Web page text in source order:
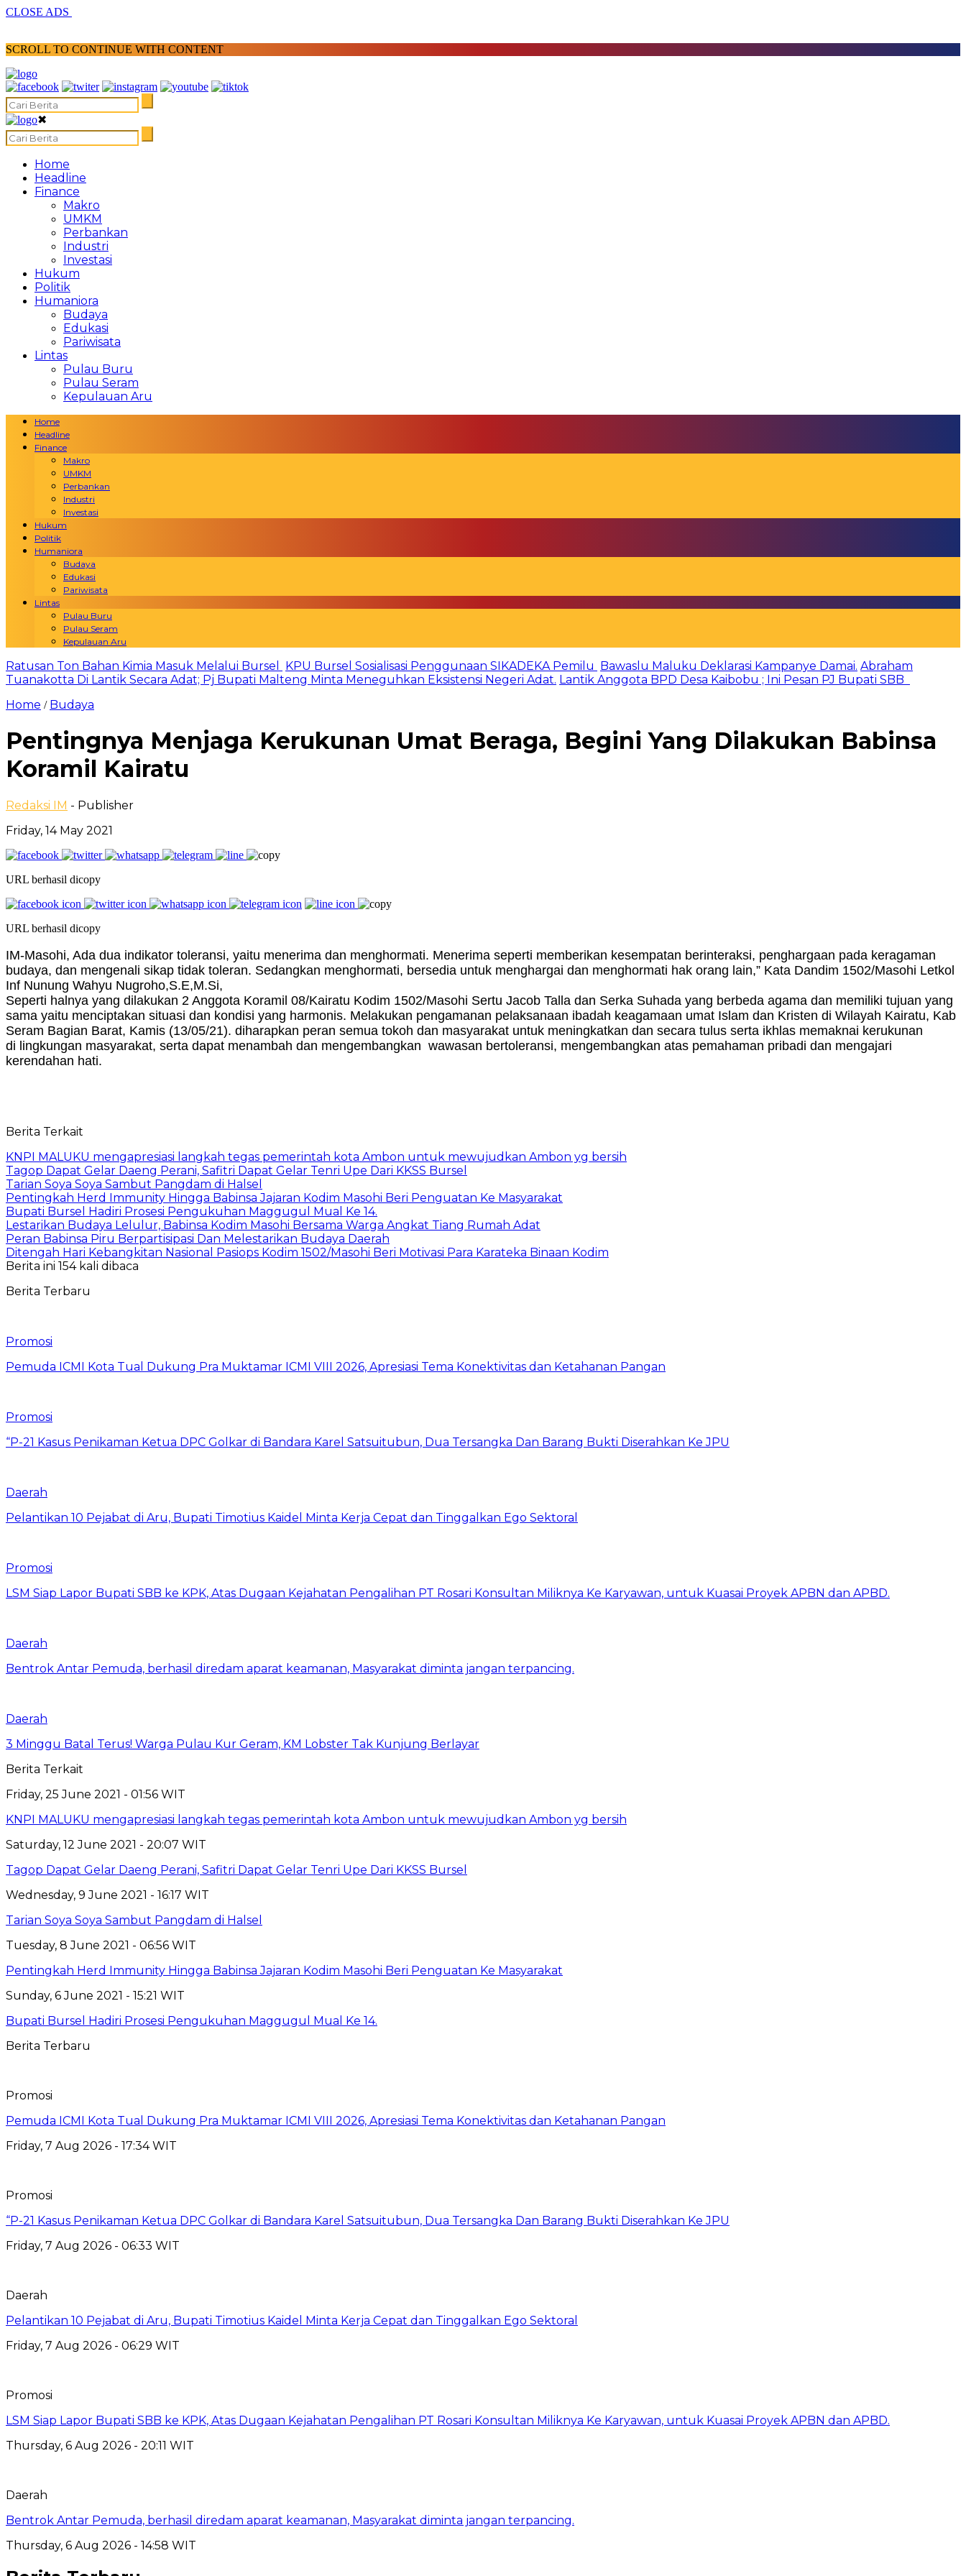
CLOSE ADS
SCROLL TO CONTINUE WITH CONTENT
✖
Home
Headline
Finance
Makro
UMKM
Perbankan
Industri
Investasi
Hukum
Politik
Humaniora
Budaya
Edukasi
Pariwisata
Lintas
Pulau Buru
Pulau Seram
Kepulauan Aru
Home
Headline
Finance
Makro
UMKM
Perbankan
Industri
Investasi
Hukum
Politik
Humaniora
Budaya
Edukasi
Pariwisata
Lintas
Pulau Buru
Pulau Seram
Kepulauan Aru
Ratusan Ton Bahan Kimia Masuk Melalui Bursel KPU Bursel Sosialisasi Penggunaan SIKADEKA Pemilu Bawaslu Maluku Deklarasi Kampanye Damai. Abraham
Tuanakotta Di Lantik Secara Adat; Pj Bupati Malteng Minta Meneguhkan Eksistensi Negeri Adat. Lantik Anggota BPD Desa Kaibobu ; Ini Pesan PJ Bupati SBB
Home / Budaya
Pentingnya Menjaga Kerukunan Umat Beraga, Begini Yang Dilakukan Babinsa
Koramil Kairatu
Redaksi IM - Publisher
Friday, 14 May 2021
URL berhasil dicopy
URL berhasil dicopy
IM-Masohi, Ada dua indikator toleransi, yaitu menerima dan menghormati. Menerima seperti memberikan kesempatan berinteraksi, penghargaan pada keragaman
budaya, dan mengenali sikap tidak toleran. Sedangkan menghormati, bersedia untuk menghargai dan menghormati hak orang lain,” Kata Dandim 1502/Masohi Letkol
Inf Nunung Wahyu Nugroho,S.E,M.Si,
Seperti halnya yang dilakukan 2 Anggota Koramil 08/Kairatu Kodim 1502/Masohi Sertu Jacob Talla dan Serka Suhada yang berbeda agama dan memiliki tujuan yang
sama yaitu menciptakan situasi dan kondisi yang harmonis. Melakukan pengamanan pelaksanaan ibadah keagamaan umat Islam dan Kristen di Wilayah Kairatu, Kab
Seram Bagian Barat, Kamis (13/05/21). diharapkan peran semua tokoh dan masyarakat untuk meningkatkan dan secara tulus serta ikhlas memaknai kerukunan
di lingkungan masyarakat, serta dapat menambah dan mengembangkan wawasan bertoleransi, mengembangkan atas pemahaman pribadi dan mengajari
kerendahan hati.
Berita Terkait
KNPI MALUKU mengapresiasi langkah tegas pemerintah kota Ambon untuk mewujudkan Ambon yg bersih
Tagop Dapat Gelar Daeng Perani, Safitri Dapat Gelar Tenri Upe Dari KKSS Bursel
Tarian Soya Soya Sambut Pangdam di Halsel
Pentingkah Herd Immunity Hingga Babinsa Jajaran Kodim Masohi Beri Penguatan Ke Masyarakat
Bupati Bursel Hadiri Prosesi Pengukuhan Maggugul Mual Ke 14.
Lestarikan Budaya Lelulur, Babinsa Kodim Masohi Bersama Warga Angkat Tiang Rumah Adat
Peran Babinsa Piru Berpartisipasi Dan Melestarikan Budaya Daerah
Ditengah Hari Kebangkitan Nasional Pasiops Kodim 1502/Masohi Beri Motivasi Para Karateka Binaan Kodim
Berita ini 154 kali dibaca
Berita Terbaru
Promosi
Pemuda ICMI Kota Tual Dukung Pra Muktamar ICMI VIII 2026, Apresiasi Tema Konektivitas dan Ketahanan Pangan
Promosi
“P-21 Kasus Penikaman Ketua DPC Golkar di Bandara Karel Satsuitubun, Dua Tersangka Dan Barang Bukti Diserahkan Ke JPU
Daerah
Pelantikan 10 Pejabat di Aru, Bupati Timotius Kaidel Minta Kerja Cepat dan Tinggalkan Ego Sektoral
Promosi
LSM Siap Lapor Bupati SBB ke KPK, Atas Dugaan Kejahatan Pengalihan PT Rosari Konsultan Miliknya Ke Karyawan, untuk Kuasai Proyek APBN dan APBD.
Daerah
Bentrok Antar Pemuda, berhasil diredam aparat keamanan, Masyarakat diminta jangan terpancing.
Daerah
3 Minggu Batal Terus! Warga Pulau Kur Geram, KM Lobster Tak Kunjung Berlayar
Berita Terkait
Friday, 25 June 2021 - 01:56 WIT
KNPI MALUKU mengapresiasi langkah tegas pemerintah kota Ambon untuk mewujudkan Ambon yg bersih
Saturday, 12 June 2021 - 20:07 WIT
Tagop Dapat Gelar Daeng Perani, Safitri Dapat Gelar Tenri Upe Dari KKSS Bursel
Wednesday, 9 June 2021 - 16:17 WIT
Tarian Soya Soya Sambut Pangdam di Halsel
Tuesday, 8 June 2021 - 06:56 WIT
Pentingkah Herd Immunity Hingga Babinsa Jajaran Kodim Masohi Beri Penguatan Ke Masyarakat
Sunday, 6 June 2021 - 15:21 WIT
Bupati Bursel Hadiri Prosesi Pengukuhan Maggugul Mual Ke 14.
Berita Terbaru
Promosi
Pemuda ICMI Kota Tual Dukung Pra Muktamar ICMI VIII 2026, Apresiasi Tema Konektivitas dan Ketahanan Pangan
Friday, 7 Aug 2026 - 17:34 WIT
Promosi
“P-21 Kasus Penikaman Ketua DPC Golkar di Bandara Karel Satsuitubun, Dua Tersangka Dan Barang Bukti Diserahkan Ke JPU
Friday, 7 Aug 2026 - 06:33 WIT
Daerah
Pelantikan 10 Pejabat di Aru, Bupati Timotius Kaidel Minta Kerja Cepat dan Tinggalkan Ego Sektoral
Friday, 7 Aug 2026 - 06:29 WIT
Promosi
LSM Siap Lapor Bupati SBB ke KPK, Atas Dugaan Kejahatan Pengalihan PT Rosari Konsultan Miliknya Ke Karyawan, untuk Kuasai Proyek APBN dan APBD.
Thursday, 6 Aug 2026 - 20:11 WIT
Daerah
Bentrok Antar Pemuda, berhasil diredam aparat keamanan, Masyarakat diminta jangan terpancing.
Thursday, 6 Aug 2026 - 14:58 WIT